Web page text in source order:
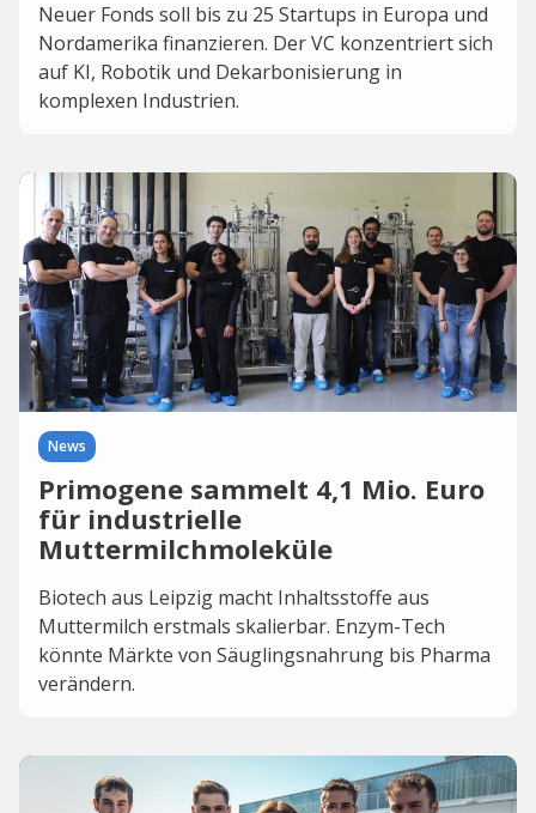
Neuer Fonds soll bis zu 25 Startups in Europa und
Nordamerika finanzieren. Der VC konzentriert sich
auf KI, Robotik und Dekarbonisierung in
komplexen Industrien.
News
Primogene sammelt 4,1 Mio. Euro
für industrielle
Muttermilchmoleküle
Biotech aus Leipzig macht Inhaltsstoffe aus
Muttermilch erstmals skalierbar. Enzym-Tech
könnte Märkte von Säuglingsnahrung bis Pharma
verändern.